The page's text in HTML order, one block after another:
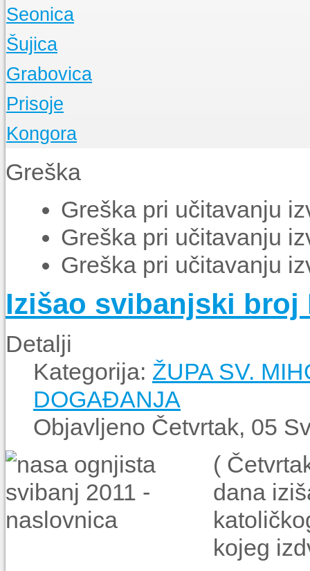
O Župi
Događanja
Seonica
O Župi
Događanja
Šujica
O Župi
Događanja
Grabovica
O Župi
Događanja
Prisoje
Događanja
Kongora
Događanja
Greška
Greška pri učitavanju
Greška pri učitavanju
Greška pri učitavanju
Izišao svibanjski broj
Detalji
Kategorija: ŽUPA SV.
DOGAĐANJA
Objavljeno Četvrtak, 05
(
dana
kojeg